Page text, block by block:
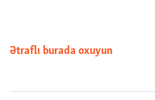
Ətraflı burada oxuyun